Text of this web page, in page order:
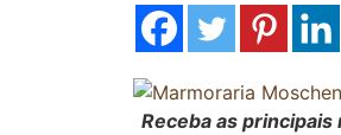
Receba as